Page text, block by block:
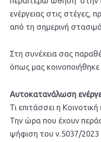
ενέργειας στις στέγες,
από τη σημερινή
Στη συνέχεια σας
όπως μας
Αυτοκατανάλωση
Τι επιτάσσει η
Την ώρα που έχουν
ψήφιση του ν.5037/2023